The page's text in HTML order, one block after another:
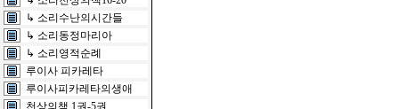
↳ 소리수난의시간들
↳ 소리동정마리아
↳ 소리영적순례
루이사 피카레타
루이사피카레타의생애
천상의책 1권-5권